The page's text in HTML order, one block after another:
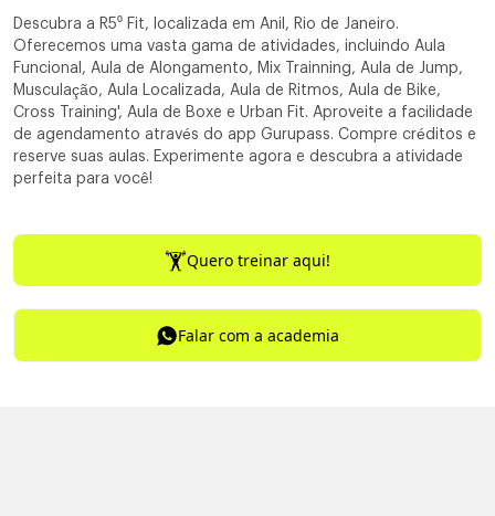
Descubra a R5⁰ Fit, localizada em Anil, Rio de Janeiro.
Oferecemos uma vasta gama de atividades, incluindo Aula
Funcional, Aula de Alongamento, Mix Trainning, Aula de Jump,
Musculação, Aula Localizada, Aula de Ritmos, Aula de Bike,
Cross Training', Aula de Boxe e Urban Fit. Aproveite a facilidade
de agendamento através do app Gurupass. Compre créditos e
reserve suas aulas. Experimente agora e descubra a atividade
perfeita para você!
Quero treinar aqui!
Falar com a academia